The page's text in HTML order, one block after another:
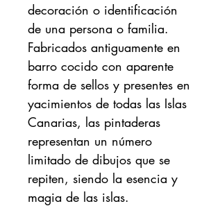
decoración o identificación
de una persona o familia.
Fabricados antiguamente en
barro cocido con aparente
forma de sellos y presentes en
yacimientos de todas las Islas
Canarias, las pintaderas
representan un número
limitado de dibujos que se
repiten, siendo la esencia y
magia de las islas.